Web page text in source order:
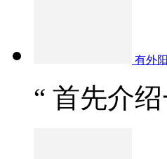
有外
“ 首先介